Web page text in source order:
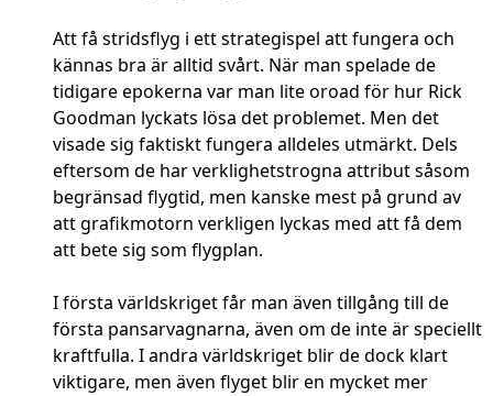
Att få stridsflyg i ett strategispel att fungera och
kännas bra är alltid svårt. När man spelade de
tidigare epokerna var man lite oroad för hur Rick
Goodman lyckats lösa det problemet. Men det
visade sig faktiskt fungera alldeles utmärkt. Dels
eftersom de har verklighetstrogna attribut såsom
begränsad flygtid, men kanske mest på grund av
att grafikmotorn verkligen lyckas med att få dem
att bete sig som flygplan.
I första världskriget får man även tillgång till de
första pansarvagnarna, även om de inte är speciellt
kraftfulla. I andra världskriget blir de dock klart
viktigare, men även flyget blir en mycket mer